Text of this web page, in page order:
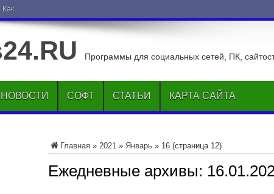
Как опустить друга на нижн
Программы для социальных сетей, ПК,
НОВОСТИ СОФТ СТАТЬИ КАРТА САЙТА
Главная » 2021 » Январь » 16 (страница 12)
Ежедневные архивы: